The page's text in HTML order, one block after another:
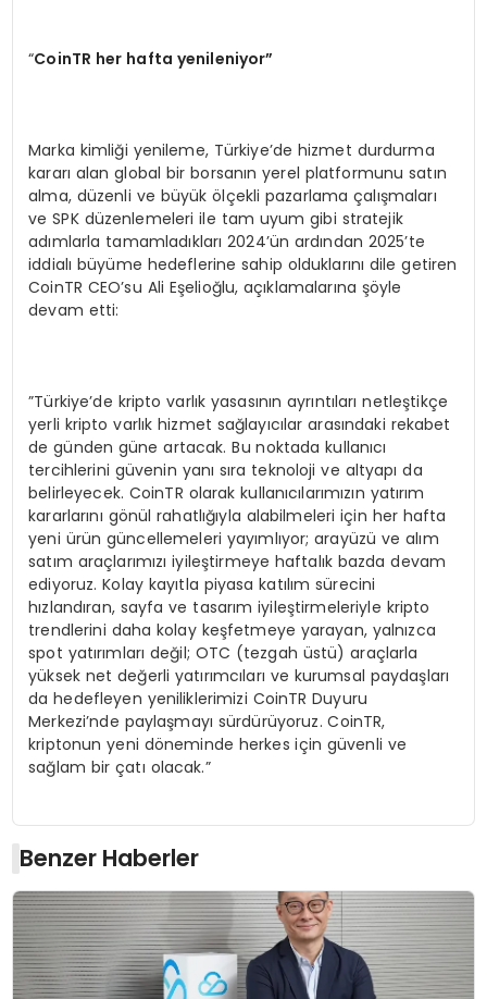
“CoinTR her hafta yenileniyor”
Marka kimliği yenileme, Türkiye’de hizmet durdurma
kararı alan global bir borsanın yerel platformunu satın
alma, düzenli ve büyük ölçekli pazarlama çalışmaları
ve SPK düzenlemeleri ile tam uyum gibi stratejik
adımlarla tamamladıkları 2024’ün ardından 2025’te
iddialı büyüme hedeflerine sahip olduklarını dile getiren
CoinTR CEO’su Ali Eşelioğlu, açıklamalarına şöyle
devam etti:
”Türkiye’de kripto varlık yasasının ayrıntıları netleştikçe
yerli kripto varlık hizmet sağlayıcılar arasındaki rekabet
de günden güne artacak. Bu noktada kullanıcı
tercihlerini güvenin yanı sıra teknoloji ve altyapı da
belirleyecek. CoinTR olarak kullanıcılarımızın yatırım
kararlarını gönül rahatlığıyla alabilmeleri için her hafta
yeni ürün güncellemeleri yayımlıyor; arayüzü ve alım
satım araçlarımızı iyileştirmeye haftalık bazda devam
ediyoruz. Kolay kayıtla piyasa katılım sürecini
hızlandıran, sayfa ve tasarım iyileştirmeleriyle kripto
trendlerini daha kolay keşfetmeye yarayan, yalnızca
spot yatırımları değil; OTC (tezgah üstü) araçlarla
yüksek net değerli yatırımcıları ve kurumsal paydaşları
da hedefleyen yeniliklerimizi CoinTR Duyuru
Merkezi’nde paylaşmayı sürdürüyoruz. CoinTR,
kriptonun yeni döneminde herkes için güvenli ve
sağlam bir çatı olacak.”
Benzer Haberler